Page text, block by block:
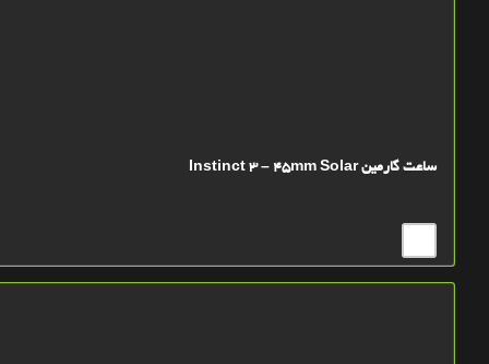
ساعت گارمین Instinct 3 – 45mm Solar